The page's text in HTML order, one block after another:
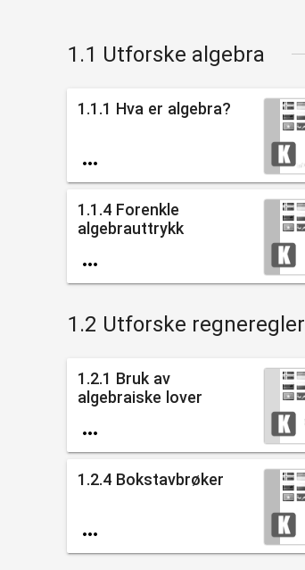
1.1 Utforske algebra
1.1.1 Hva er algebra?

1.1.4 Forenkle
algebrauttrykk

1.2 Utforske regneregler
1.2.1 Bruk av
algebraiske lover

1.2.4 Bokstavbrøker
